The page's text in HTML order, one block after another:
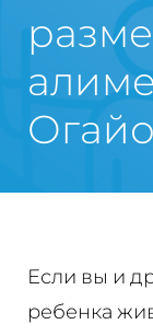
Огайо
Если вы и
ребенка